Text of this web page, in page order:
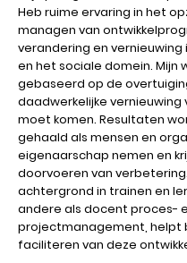
Heb ruime ervaring in het
managen van
verandering en vernieuwing
en het sociale domein. Mijn
gebaseerd op de
daadwerkelijke vernieuwing
moet komen. Resultaten
gehaald als mensen en
eigenaarschap nemen en
doorvoeren van
achtergrond in trainen en
andere als docent proces-
projectmanagement, helpt
faciliteren van deze